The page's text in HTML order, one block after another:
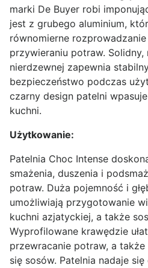
marki De Buyer robi
jest z grubego aluminium,
równomierne
przywieraniu potraw.
nierdzewnej zapewnia
bezpieczeństwo podczas
czarny design patelni
kuchni.
Użytkowanie:
Patelnia Choc Intense
smażenia, duszenia i
potraw. Duża pojemność i
umożliwiają przygotowanie
kuchni azjatyckiej, a także
Wyprofilowane krawędzie
przewracanie potraw, a
się sosów. Patelnia nadaje